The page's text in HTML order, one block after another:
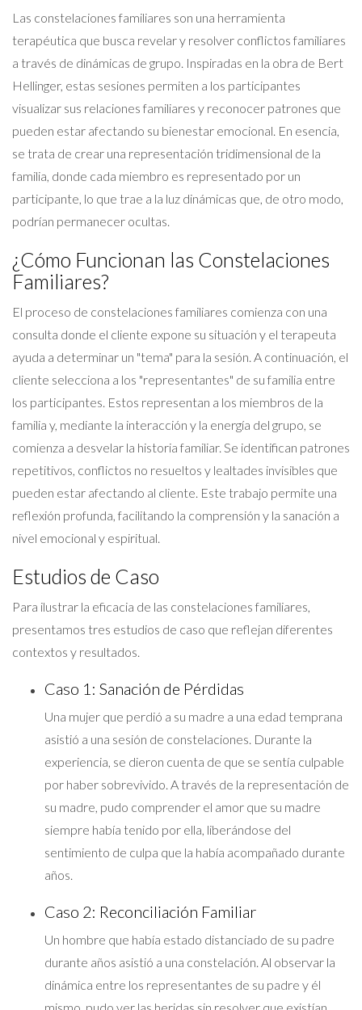
Las constelaciones familiares son una herramienta
terapéutica que busca revelar y resolver conflictos familiares
a través de dinámicas de grupo. Inspiradas en la obra de Bert
Hellinger, estas sesiones permiten a los participantes
visualizar sus relaciones familiares y reconocer patrones que
pueden estar afectando su bienestar emocional. En esencia,
se trata de crear una representación tridimensional de la
familia, donde cada miembro es representado por un
participante, lo que trae a la luz dinámicas que, de otro modo,
podrían permanecer ocultas.
¿Cómo Funcionan las Constelaciones
Familiares?
El proceso de constelaciones familiares comienza con una
consulta donde el cliente expone su situación y el terapeuta
ayuda a determinar un "tema" para la sesión. A continuación, el
cliente selecciona a los "representantes" de su familia entre
los participantes. Estos representan a los miembros de la
familia y, mediante la interacción y la energía del grupo, se
comienza a desvelar la historia familiar. Se identifican patrones
repetitivos, conflictos no resueltos y lealtades invisibles que
pueden estar afectando al cliente. Este trabajo permite una
reflexión profunda, facilitando la comprensión y la sanación a
nivel emocional y espiritual.
Estudios de Caso
Para ilustrar la eficacia de las constelaciones familiares,
presentamos tres estudios de caso que reflejan diferentes
contextos y resultados.
Caso 1: Sanación de Pérdidas
Una mujer que perdió a su madre a una edad temprana
asistió a una sesión de constelaciones. Durante la
experiencia, se dieron cuenta de que se sentía culpable
por haber sobrevivido. A través de la representación de
su madre, pudo comprender el amor que su madre
siempre había tenido por ella, liberándose del
sentimiento de culpa que la había acompañado durante
años.
Caso 2: Reconciliación Familiar
Un hombre que había estado distanciado de su padre
durante años asistió a una constelación. Al observar la
dinámica entre los representantes de su padre y él